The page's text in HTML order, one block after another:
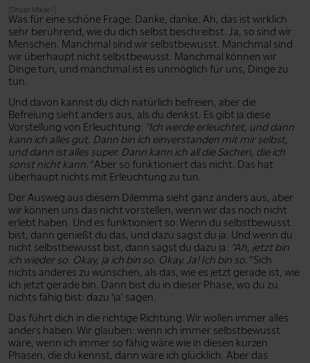
[Dhyan Mikael:]
Was für eine schöne Frage. Danke, danke. Ah, das ist wirklich
sehr berührend, wie du dich selbst beschreibst. Ja, so sind wir
Menschen. Manchmal sind wir selbstbewusst. Manchmal sind
wir überhaupt nicht selbstbewusst. Manchmal können wir
Dinge tun, und manchmal ist es unmöglich für uns, Dinge zu
tun.
Und davon kannst du dich natürlich befreien, aber die
Befreiung sieht anders aus, als du denkst. Es gibt ja diese
Vorstellung von Erleuchtung: "Ich werde erleuchtet, und dann
kann ich alles gut. Dann bin ich einverstanden mit mir selbst,
und dann ist alles super. Dann kann ich all die Sachen, die ich
sonst nicht kann."Aber so funktioniert das nicht. Das hat
überhaupt nichts mit Erleuchtung zu tun.
Der Ausweg aus diesem Dilemma sieht ganz anders aus, aber
wir können uns das nicht vorstellen, wenn wir das noch nicht
erlebt haben. Und es funktioniert so: Wenn du selbstbewusst
bist, dann genießt du das, und dazu sagst du ja. Und wenn du
nicht selbstbewusst bist, dann sagst du dazu ja: "Ah, jetzt bin
ich wieder so. Okay, ja ich bin so. Okay. Ja! Ich bin so."Sich
nichts anderes zu wünschen, als das, wie es jetzt gerade ist, wie
ich jetzt gerade bin. Dann bist du in dieser Phase, wo du zu
nichts fähig bist: dazu 'ja' sagen.
Das führt dich in die richtige Richtung. Wir wollen immer alles
anders haben. Wir glauben: wenn ich immer selbstbewusst
wäre, wenn ich immer so fähig wäre wie in diesen kurzen
Phasen, die du kennst, dann wäre ich glücklich. Aber das